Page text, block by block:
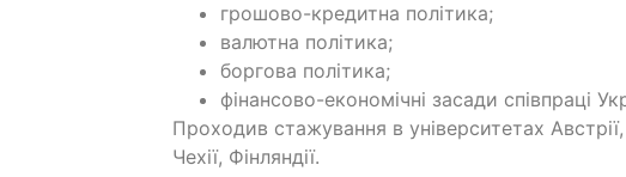
грошово-кредитна політика;
валютна політика;
боргова політика;
фінансово-економічні засади співпраці
Проходив стажування в університетах Австрії,
Чехії, Фінляндії.